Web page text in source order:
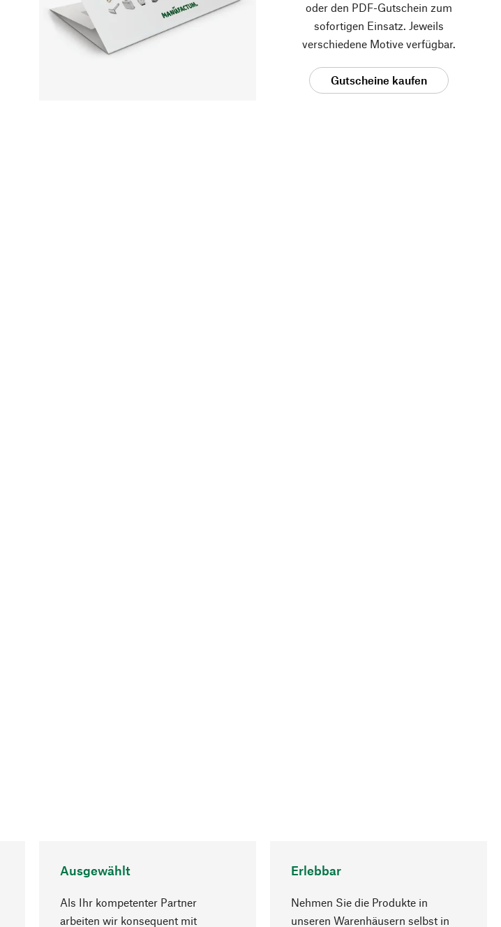
oder den PDF-Gutschein zum
sofortigen Einsatz. Jeweils
verschiedene Motive verfügbar.
Gutscheine kaufen
Ausgewählt
Als Ihr kompetenter Partner
arbeiten wir konsequent mit
Erlebbar
Nehmen Sie die Produkte in
unseren Warenhäusern selbst in